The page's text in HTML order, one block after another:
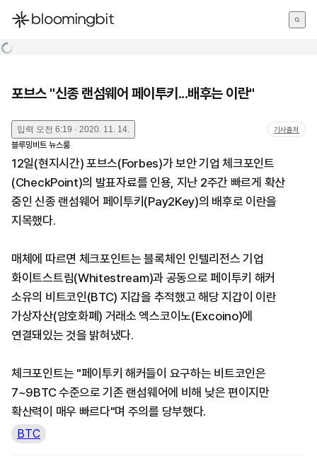
한국어
포브스 "신종 랜섬웨어 페이투키...배후는 이란"
입력 오전 6:19 · 2020. 11. 14. 기사출처
블루밍비트 뉴스룸
12일(현지시간) 포브스(Forbes)가 보안 기업 체크포인트
(CheckPoint)의 발표자료를 인용, 지난 2주간 빠르게 확산
중인 신종 랜섬웨어 페이투키(Pay2Key)의 배후로 이란을
지목했다.
매체에 따르면 체크포인트는 블록체인 인텔리전스 기업
화이트스트림(Whitestream)과 공동으로 페이투키 해커
소유의 비트코인(BTC) 지갑을 추적했고 해당 지갑이 이란
가상자산(암호화폐) 거래소 엑스코이노(Excoino)에
연결돼있는 것을 밝혀냈다.
체크포인트는 "페이투키 해커들이 요구하는 비트코인은
7~9BTC 수준으로 기존 랜섬웨어에 비해 낮은 편이지만
확산력이 매우 빠르다"며 주의를 당부했다.
BTC